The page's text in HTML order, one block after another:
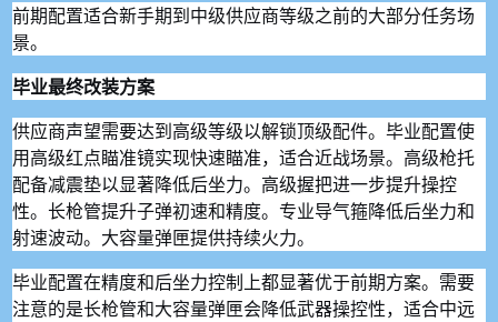
前期配置适合新手期到中级供应商等级之前的大部分任务场
景。
毕业最终改装方案
供应商声望需要达到高级等级以解锁顶级配件。毕业配置使
用高级红点瞄准镜实现快速瞄准，适合近战场景。高级枪托
配备减震垫以显著降低后坐力。高级握把进一步提升操控
性。长枪管提升子弹初速和精度。专业导气箍降低后坐力和
射速波动。大容量弹匣提供持续火力。
毕业配置在精度和后坐力控制上都显著优于前期方案。需要
注意的是长枪管和大容量弹匣会降低武器操控性，适合中远